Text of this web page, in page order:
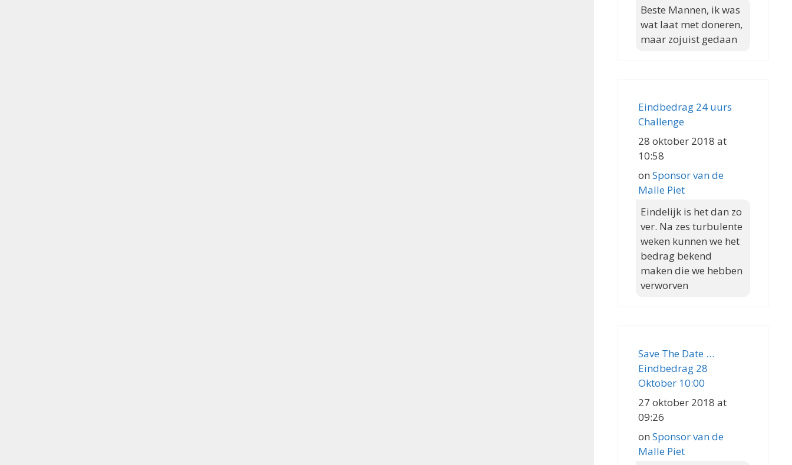
Beste Mannen, ik was
wat laat met doneren,
maar zojuist gedaan
Eindbedrag 24 uurs
Challenge
28 oktober 2018 at
10:58
on Sponsor van de
Malle Piet
Eindelijk is het dan zo
ver. Na zes turbulente
weken kunnen we het
bedrag bekend
maken die we hebben
verworven
Save The Date …
Eindbedrag 28
Oktober 10:00
27 oktober 2018 at
09:26
on Sponsor van de
Malle Piet